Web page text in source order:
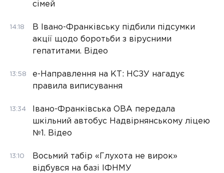
сімей
14:18
В Івано-Франківську підбили підсумки
акції щодо боротьби з вірусними
гепатитами. Відео
13:58
е-Направлення на КТ: НСЗУ нагадує
правила виписування
13:34
Івано-Франківська ОВА передала
шкільний автобус Надвірнянському ліцею
№1. Відео
13:10
Восьмий табір «Глухота не вирок»
відбувся на базі ІФНМУ